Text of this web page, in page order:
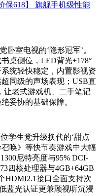
保618】 旗舰手机级性能
卧室电视的‘隐形冠军’。
桌侧位，LED背光+178°
统轻快稳定，内置影视资
同级的声场表现；USB直
让老式游戏机、二手笔记
妥协的基础保障。
学生党升级换代的‘甜点
唤》等快节奏游戏中大幅
尼特亮度与95% DCI-
四核处理器与4GB+64GB
HDMI2.1接口全面支持次
蓝光认证更兼顾视听沉浸